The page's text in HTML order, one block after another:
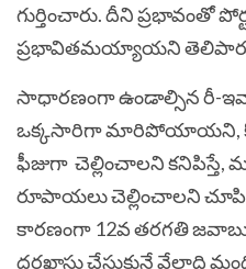
గుర్తించారు. దీని ప్రభావంతో
ప్రభావితమయ్యాయని
సాధారణంగా ఉండాల్సిన రీ-
ఒక్కసారిగా మారిపోయాయని,
ఫీజుగా చెల్లించాలని కనిపిస్తే,
రూపాయలు చెల్లించాలని
కారణంగా 12వ తరగతి
దరఖాస్తు చేసుకునే వేలాది మంది